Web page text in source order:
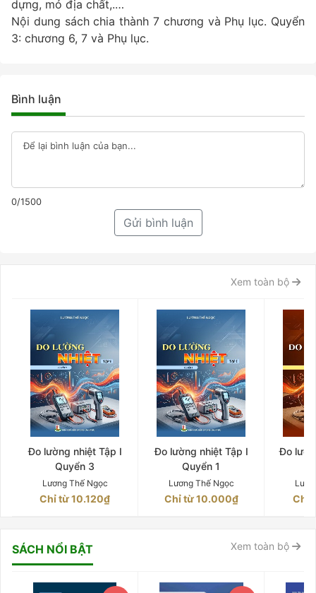
dựng, mỏ địa chất,.…
Nội dung sách chia thành 7 chương và Phụ lục. Quyển
3: chương 6, 7 và Phụ lục.
Bình luận
0/1500
Gửi bình luận
Xem toàn bộ
Đo lường nhiệt Tập I
Quyển 3
Lương Thế Ngọc
Chỉ từ 10.120₫
Đo lường nhiệt Tập I
Quyển 1
Lương Thế Ngọc
Chỉ từ 10.000₫
Đo
Chỉ
SÁCH NỔI BẬT Xem toàn bộ